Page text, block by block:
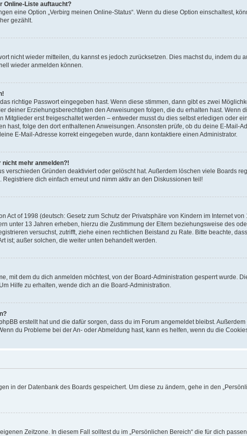
Online-Liste auftaucht?
eine Option „Verbirg meinen Online-Status“. Wenn du diese Option einschaltest,
gezählt.
nicht wieder mitteilen, du kannst es jedoch zurücksetzen. Dies machst du, indem du
wieder anmelden können.
richtige Passwort eingegeben hast. Wenn diese stimmen, dann gibt es zwei
deiner Erziehungsberechtigten den Anweisungen folgen, die du erhalten hast. Wenn
erst freigeschaltet werden – entweder musst du dies selbst erledigen oder
hast, folge den dort enthaltenen Anweisungen. Ansonsten prüfe, ob du deine E-Mail-
E-Mail-Adresse korrekt eingegeben wurde, dann kontaktiere einen Administrator.
nicht mehr anmelden?!
verschieden Gründen deaktiviert oder gelöscht hat. Außerdem löschen viele Boards
dich einfach erneut und nimm aktiv an den Diskussionen teil!
Act of 1998 (deutsch: Gesetz zum Schutz der Privatsphäre von Kindern im Internet
unter 13 Jahren erheben, hierzu die Zustimmung der Eltern beziehungsweise des
versuchst, zutrifft, ziehe einen rechtlichen Beistand zu Rate. Bitte beachte,
ist; außer solchen, die weiter unten behandelt werden.
mit dem du dich anmelden möchtest, von der Board-Administration gesperrt wurde.
Hilfe zu erhalten, wende dich an die Board-Administration.
erstellt hat und die dafür sorgen, dass du im Forum angemeldet bleibst.
du Probleme bei der An- oder Abmeldung hast, kann es helfen, wenn du die
in der Datenbank des Boards gespeichert. Um diese zu ändern, gehe in den
Zeitzone. In diesem Fall solltest du im „Persönlichen Bereich“ die für dich